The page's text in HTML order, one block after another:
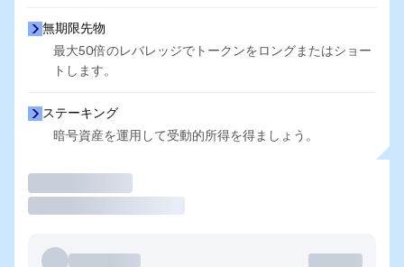
無期限先物
最大50倍のレバレッジでトークンをロングまたはショー
トします。
ステーキング
暗号資産を運用して受動的所得を得ましょう。